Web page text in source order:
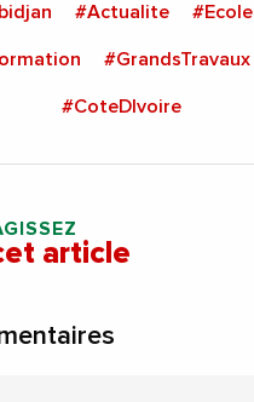
#Actualite #Ecole
#GrandsTravaux
#CoteDIvoire
article